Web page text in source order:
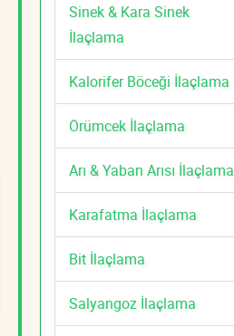
Sinek & Kara Sinek
İlaçlama
Kalorifer Böceği İlaçlama
Örümcek İlaçlama
Arı & Yaban Arısı İlaçlama
Karafatma İlaçlama
Bit İlaçlama
Salyangoz İlaçlama